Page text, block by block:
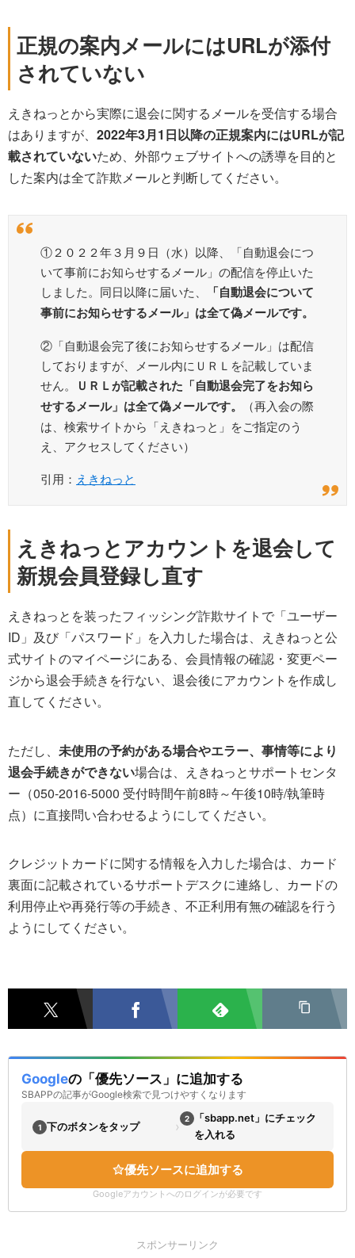
正規の案内メールにはURLが添付
されていない
えきねっとから実際に退会に関するメールを受信する場合
はありますが、 2022年3月1日以降の正規案内にはURLが記
載されていないため、外部ウェブサイトへの誘導を目的と
した案内は全て詐欺メールと判断してください。
①２０２２年３月９日（水）以降、「自動退会につ
いて事前にお知らせするメール」の配信を停止いた
しました。同日以降に届いた、
「自動退会について
事前にお知らせするメール」は全て偽メールです。
②「自動退会完了後にお知らせするメール」は配信
しておりますが、メール内にＵＲＬを記載していま
せん。
ＵＲＬが記載された「自動退会完了をお知ら
せするメール」は全て偽メールです。
（再入会の際
は、検索サイトから「えきねっと」をご指定のう
え、アクセスしてください）
引用： えきねっと
えきねっとアカウントを退会して
新規会員登録し直す
えきねっとを装ったフィッシング詐欺サイトで「ユーザー
ID」及び「パスワード」を入力した場合は、えきねっと公
式サイトのマイページにある、会員情報の確認・変更ペー
ジから退会手続きを行ない、退会後にアカウントを作成し
直してください。
ただし、 未使用の予約がある場合やエラー、事情等により
退会手続きができない場合は、えきねっとサポートセンタ
ー（050-2016-5000 受付時間午前8時～午後10時/執筆時
点）に直接問い合わせるようにしてください。
クレジットカードに関する情報を入力した場合は、カード
裏面に記載されているサポートデスクに連絡し、カードの
利用停止や再発行等の手続き、不正利用有無の確認を行う
ようにしてください。
Googleの「優先ソース」に追加する
SBAPPの記事がGoogle検索で見つけやすくなります
1 下のボタンをタップ › 2
「sbapp.net」にチェック
を入れる
優先ソースに追加する
Googleアカウントへのログインが必要です
スポンサーリンク